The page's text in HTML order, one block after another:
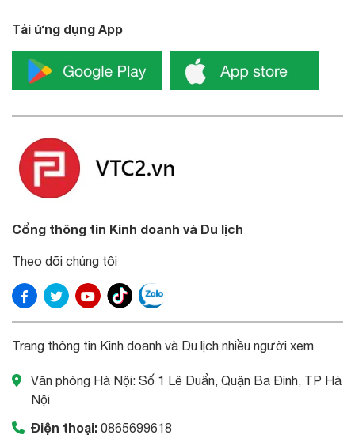
Tải ứng dụng App
Cổng thông tin Kinh doanh và Du lịch
Theo dõi chúng tôi
Trang thông tin Kinh doanh và Du lịch nhiều người xem
Văn phòng Hà Nội: Số 1 Lê Duẩn, Quận Ba Đình, TP Hà
Nội
Điện thoại: 0865699618